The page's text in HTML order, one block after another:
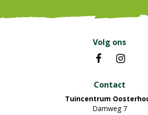
Volg ons
Contact
Tuincentrum
Damweg 7